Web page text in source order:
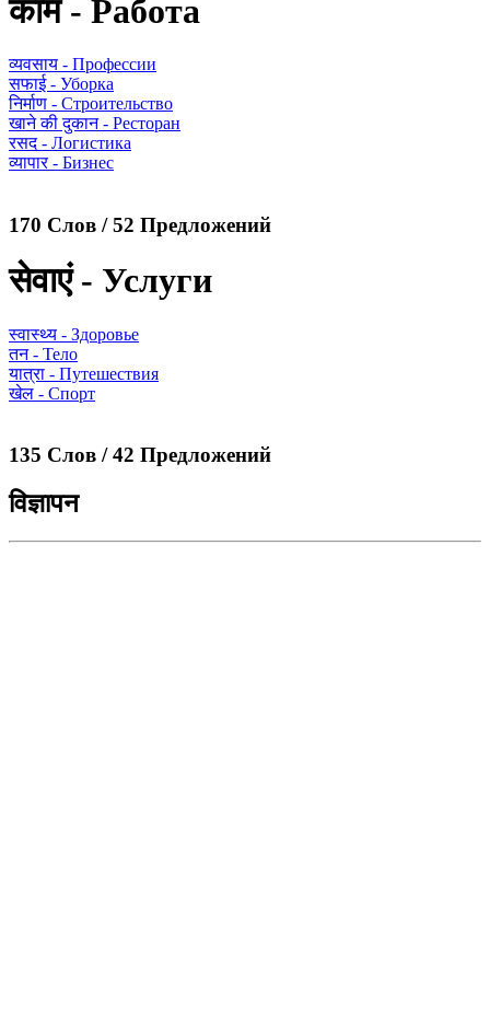
काम - Работа
व्यवसाय - Профессии
सफाई - Уборка
निर्माण - Строительство
खाने की दुकान - Ресторан
रसद - Логистика
व्यापार - Бизнес
170 Слов / 52 Предложений
सेवाएं - Услуги
स्वास्थ्य - Здоровье
तन - Тело
यात्रा - Путешествия
खेल - Спорт
135 Слов / 42 Предложений
विज्ञापन